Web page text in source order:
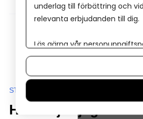
STARTA EGET-SKOLAN
Hur väljer jag rätt
underlag till förbättring och
relevanta erbjudanden till dig.
Läs gärna vår
Om du vill ändra ditt val i